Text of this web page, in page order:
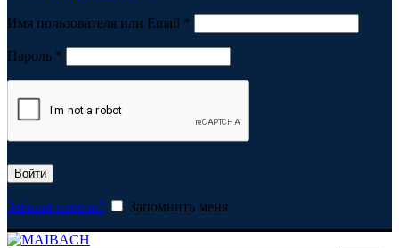
Имя пользователя или Email *
Пароль *
Войти
Забыли пароль? Запомнить меня